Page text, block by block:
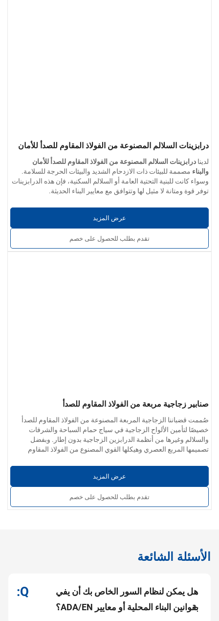
درابزينات السلالم المصنوعة من الفولاذ المقاوم للصدأ للأمان
والبناء
لدينا درابزينات السلالم المصنوعة من الفولاذ المقاوم للصدأ للأمان
والبناء مصممة للبيئات ذات الازدحام الشديد والبيئات الحرجة للسلامة.
وسواء كانت للبنية التحتية العامة أو السلالم السكنية، فإن هذه الدرابزينات
توفر قوة ومتانة لا مثيل لها وتتوافق مع معايير البناء الحديثة.
لمشاريع الإنشاءات والمرافق العامة.
خيارات المواد:الفولاذ المقاوم للصدأ 304 / 201 / 316 / 430
تشطيب السطح:ناعمة وخالية من النتوءات والخدوش؛ متوفرة بطبقة
عرض المزيد
تقدم بطلب للحصول على خصم
صنابير زجاجية مربعة من الفولاذ المقاوم للصدأ
صُممت قضباننا الزجاجية المربعة المصنوعة من الفولاذ المقاوم للصدأ
خصيصًا لتأمين الألواح الزجاجية في سياج حمام السباحة والشرفات
والسلالم وغيرها من أنظمة الدرابزين الزجاجية بدون إطار. وبفضل
تصميمها المربع العصري وهيكلها القوي المصنوع من الفولاذ المقاوم
للمشاريع السكنية والتجارية على حد سواء.
خيارات المواد:الفولاذ المقاوم للصدأ 304 / 201 / 316 / 430
تشطيب السطح:أملس وخالٍ من النتوءات وخالٍ من الخدوش أو الخدوش
أو الشقوق. تشمل الخيارات تشطيبات مصقولة أو مصقولة أو مصقولة
بلمسات نهائية ساتانية.
عرض المزيد
تقدم بطلب للحصول على خصم
الأسئلة الشائعة
هل يمكن لنظام السور الخاص بك أن يفي
بقوانين البناء المحلية أو معايير ADA/EN؟